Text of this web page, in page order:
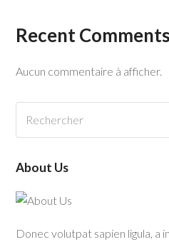
Recent Comments
Aucun commentaire à afficher.
About Us
Donec volutpat sapien ligula, a